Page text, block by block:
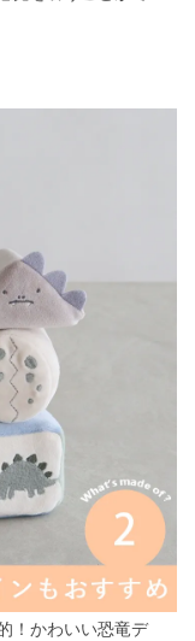
！ かわいい恐竜デ